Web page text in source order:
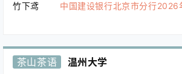
竹下鸢 中国建设银行北京市分行2026
茶山茶语 温州大学